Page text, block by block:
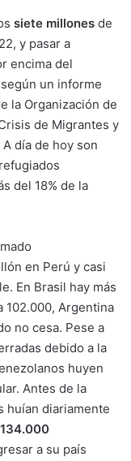
siete millones de
y pasar a
encima del
un informe
la Organización de
de Migrantes y
día de hoy son
del 18% de la
en Perú y casi
En Brasil hay más
102.000, Argentina
no cesa. Pese a
debido a la
huyen
Antes de la
huían diariamente
134.000
a su país